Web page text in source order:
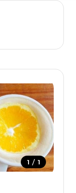
1 / 1